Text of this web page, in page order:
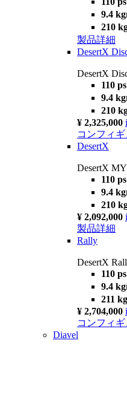
9.4
210
製品詳細
DesertX
DesertX
110 ps
9.4
210
¥ 2,325,000 i
コンフィ
DesertX
DesertX
110 ps
9.4
210
¥ 2,092,000 i
製品詳細
Rally
DesertX
110 ps
9.4
211 kg
¥ 2,704,000 i
コンフィ
Diavel